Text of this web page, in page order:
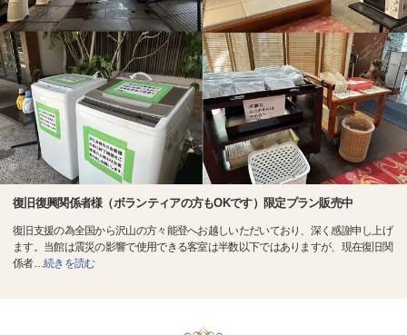
復旧復興関係者様（ボランティアの方もOKです）限定プラン販売中
復旧支援の為全国から沢山の方々能登へお越しいただいており、深く感謝申し上げ
ます。当館は震災の影響で使用できる客室は半数以下ではありますが、現在復旧関
係者…続きを読む